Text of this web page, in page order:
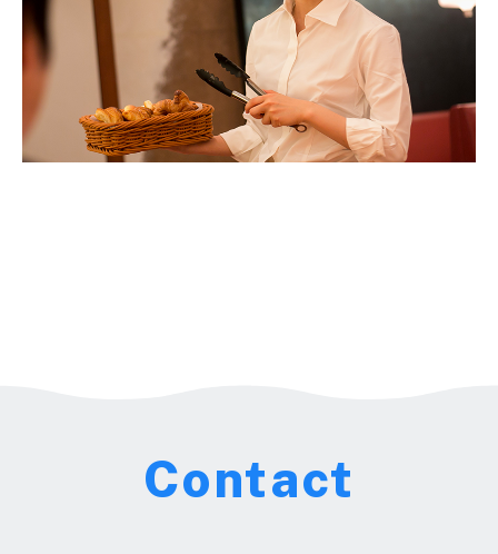
Contact